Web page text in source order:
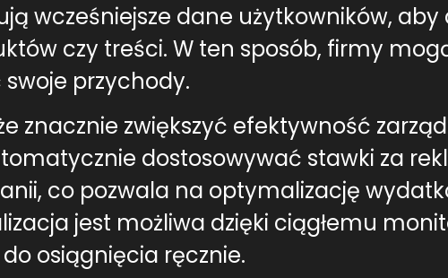
wcześniejsze dane użytkowników,
czy treści. W ten sposób, firmy
przychody.
znacznie zwiększyć efektywność
dostosowywać stawki za
co pozwala na optymalizację
jest możliwa dzięki ciągłemu
osiągnięcia ręcznie.